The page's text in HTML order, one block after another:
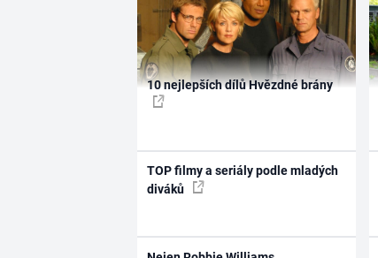
10 nejlepších dílů Hvězdné brány
TOP filmy a seriály podle mladých
diváků